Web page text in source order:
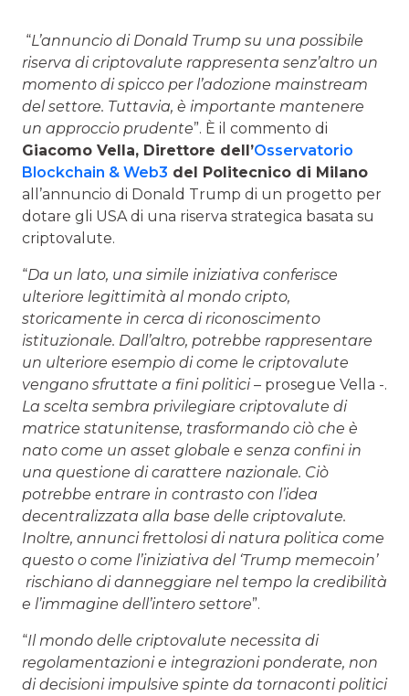
“L’annuncio di Donald Trump su una possibile
riserva di criptovalute rappresenta senz’altro un
momento di spicco per l’adozione mainstream
del settore. Tuttavia, è importante mantenere
un approccio prudente”. È il commento di
Giacomo Vella, Direttore dell’Osservatorio
Blockchain & Web3 del Politecnico di Milano
all’annuncio di Donald Trump di un progetto per
dotare gli USA di una riserva strategica basata su
criptovalute.
“Da un lato, una simile iniziativa conferisce
ulteriore legittimità al mondo cripto,
storicamente in cerca di riconoscimento
istituzionale. Dall’altro, potrebbe rappresentare
un ulteriore esempio di come le criptovalute
vengano sfruttate a fini politici– prosegue Vella -.
La scelta sembra privilegiare criptovalute di
matrice statunitense, trasformando ciò che è
nato come un asset globale e senza confini in
una questione di carattere nazionale. Ciò
potrebbe entrare in contrasto con l’idea
decentralizzata alla base delle criptovalute.
Inoltre, annunci frettolosi di natura politica come
questo o come l’iniziativa del ‘Trump memecoin’
rischiano di danneggiare nel tempo la credibilità
e l’immagine dell’intero settore”.
“Il mondo delle criptovalute necessita di
regolamentazioni e integrazioni ponderate, non
di decisioni impulsive spinte da tornaconti politici